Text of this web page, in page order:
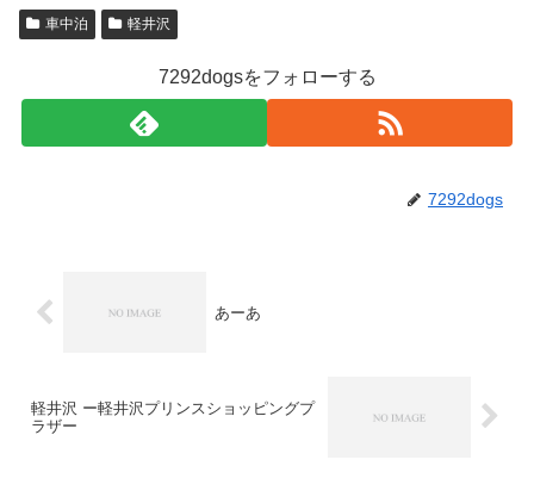
車中泊 軽井沢
7292dogsをフォローする
7292dogs
あーあ
軽井沢 ー軽井沢プリンスショッピングプ
ラザー